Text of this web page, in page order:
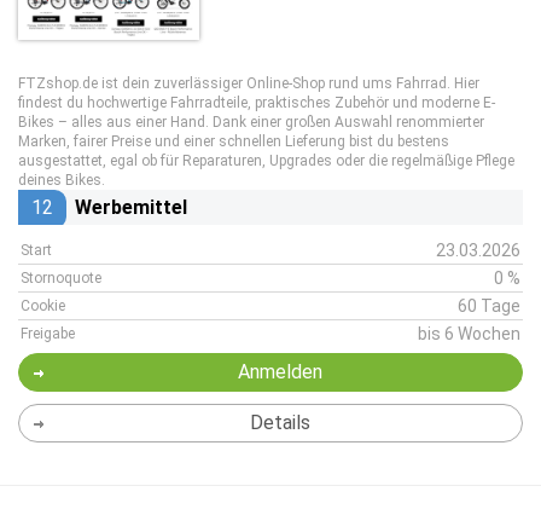
FTZshop.de ist dein zuverlässiger Online-Shop rund ums Fahrrad. Hier
findest du hochwertige Fahrradteile, praktisches Zubehör und moderne E-
Bikes – alles aus einer Hand. Dank einer großen Auswahl renommierter
Marken, fairer Preise und einer schnellen Lieferung bist du bestens
ausgestattet, egal ob für Reparaturen, Upgrades oder die regelmäßige Pflege
deines Bikes.
12 Werbemittel
Start 23.03.2026
Stornoquote 0 %
Cookie 60 Tage
Freigabe bis 6 Wochen
Anmelden
Details